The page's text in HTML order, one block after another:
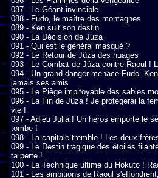
087 - Le Géant invincible
088 - Fudo, le maître des montagnes
089 - Ken suit son destin
090 - La Décision de Juza
091 - Qui est le général masqué ?
092 - Le Retour de Jûza des nuages
093 - Le Combat de Jûza contre Raoul !
094 - Un grand danger menace Fudo.
jamais ses amis
095 - Le Piège impitoyable des sables
096 - La Fin de Jûza ! Je protégerai la
vie !
097 - Adieu Julia ! Un héros emporte le
tombe !
098 - La capitale tremble ! Les deux
099 - Le Destin tragique des étoiles
ta perte !
100 - La Technique ultime du Hokuto !
101 - Les ambitions de Raoul